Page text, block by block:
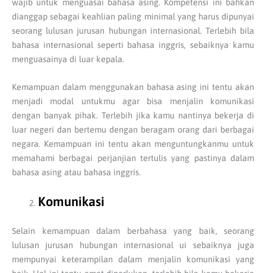
dianggap sebagai keahlian paling minimal yang harus dipunyai
seorang lulusan jurusan hubungan internasional. Terlebih bila
bahasa internasional seperti bahasa inggris, sebaiknya kamu
menguasainya di luar kepala.
Kemampuan dalam menggunakan bahasa asing ini tentu akan
menjadi modal untukmu agar bisa menjalin komunikasi
dengan banyak pihak. Terlebih jika kamu nantinya bekerja di
luar negeri dan bertemu dengan beragam orang dari berbagai
negara. Kemampuan ini tentu akan menguntungkanmu untuk
memahami berbagai perjanjian tertulis yang pastinya dalam
bahasa asing atau bahasa inggris.
Komunikasi
Selain kemampuan dalam berbahasa yang baik, seorang
lulusan jurusan hubungan internasional ui sebaiknya juga
mempunyai keterampilan dalam menjalin komunikasi yang